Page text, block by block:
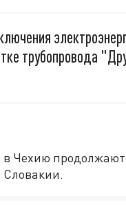
трубопровода
в Чехию
Словакии.